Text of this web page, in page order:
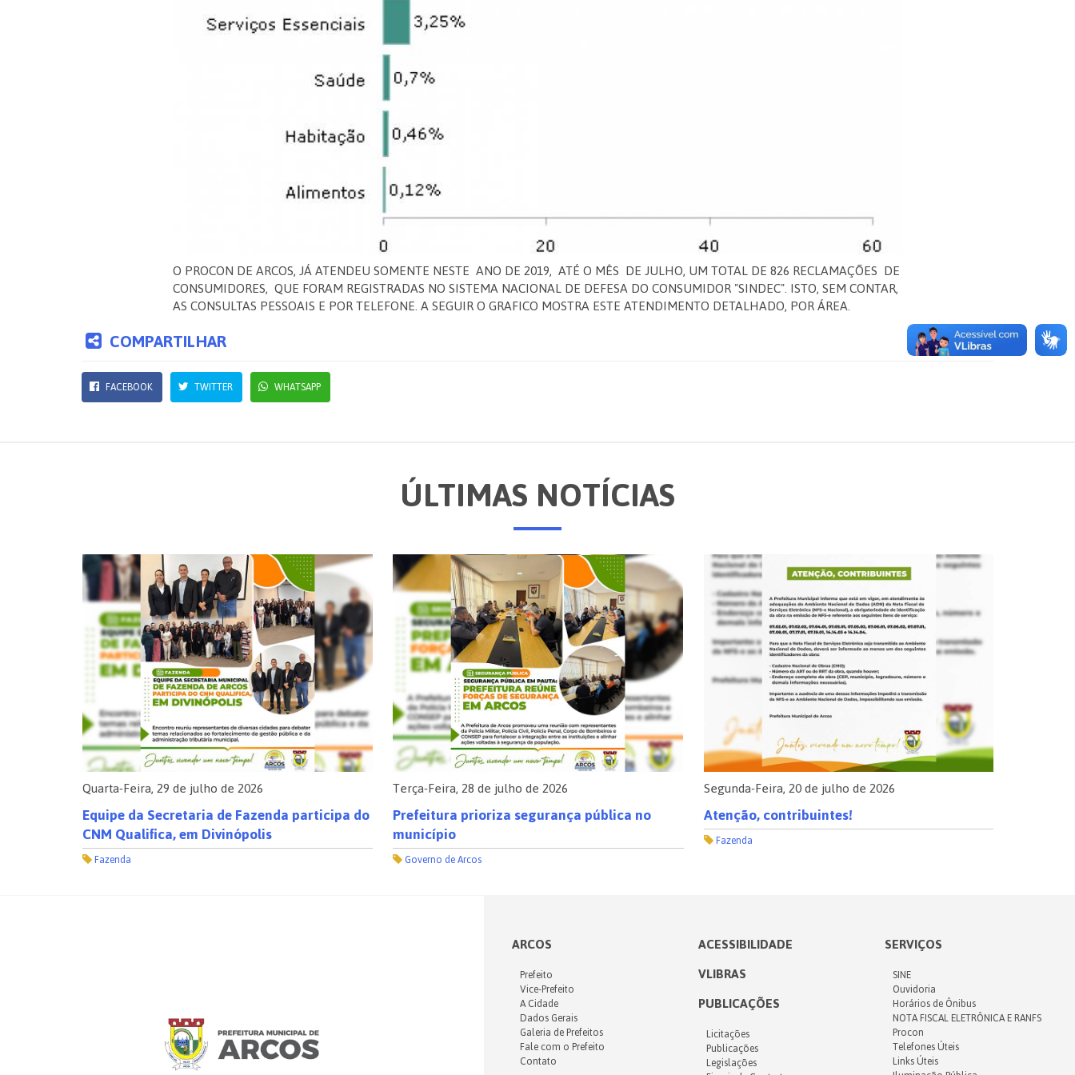
O PROCON DE ARCOS, JÁ ATENDEU SOMENTE NESTE ANO DE 2019, ATÉ O MÊS DE JULHO, UM TOTAL DE 826 RECLAMAÇÕES DE
CONSUMIDORES, QUE FORAM REGISTRADAS NO SISTEMA NACIONAL DE DEFESA DO CONSUMIDOR "SINDEC". ISTO, SEM CONTAR,
AS CONSULTAS PESSOAIS E POR TELEFONE. A SEGUIR O GRAFICO MOSTRA ESTE ATENDIMENTO DETALHADO, POR ÁREA.
COMPARTILHAR
FACEBOOK TWITTER WHATSAPP
ÚLTIMAS NOTÍCIAS
Quarta-Feira, 29 de julho de 2026
Equipe da Secretaria de Fazenda participa do
CNM Qualifica, em Divinópolis
Fazenda
Terça-Feira, 28 de julho de 2026
Prefeitura prioriza segurança pública no
município
Governo de Arcos
Segunda-Feira, 20 de julho de 2026
Atenção, contribuintes!
Fazenda
ARCOS
Prefeito
Vice-Prefeito
A Cidade
Dados Gerais
Galeria de Prefeitos
Fale com o Prefeito
Contato
ACESSIBILIDADE
VLIBRAS
PUBLICAÇÕES
Licitações
Publicações
Legislações
SERVIÇOS
SINE
Ouvidoria
Horários de Ônibus
NOTA FISCAL ELETRÔNICA E RANFS
Procon
Telefones Úteis
Links Úteis